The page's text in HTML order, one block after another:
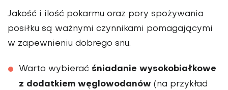
Jakość i ilość pokarmu oraz pory spożywania
posiłku są ważnymi czynnikami pomagającymi
w zapewnieniu dobrego snu.
Warto wybierać śniadanie wysokobiałkowe
z dodatkiem węglowodanów (na przykład